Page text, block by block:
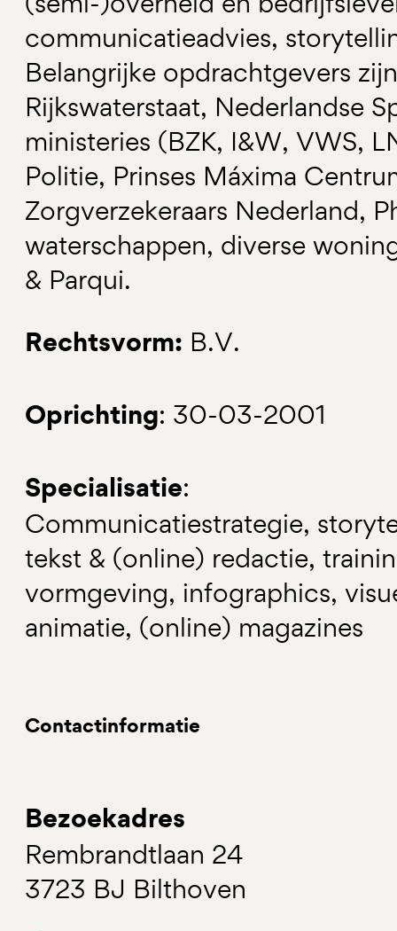
communicatieadvies,
Belangrijke opdrachtgevers
Rijkswaterstaat, Nederlandse
ministeries (BZK, I&W, VWS,
Politie, Prinses Máxima
Zorgverzekeraars Nederland,
waterschappen, diverse
& Parqui.
Rechtsvorm: B.V.
Oprichting: 30-03-2001
Specialisatie:
Communicatiestrategie,
tekst & (online) redactie,
vormgeving, infographics,
animatie, (online) magazines
Contactinformatie
Bezoekadres
Rembrandtlaan 24
3723 BJ Bilthoven